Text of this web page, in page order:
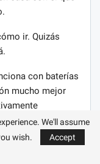
ir. Quizás
con baterías
mucho mejor
sobre lo
We'll assume
wish.
Accept